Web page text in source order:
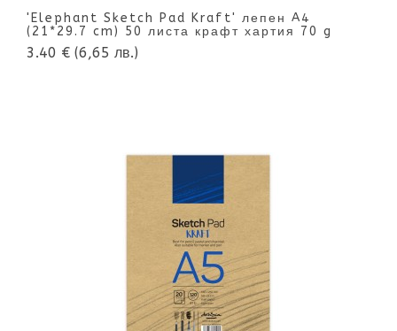
'Elephant Sketch Pad Kraft' лепен A4
(21*29.7 cm) 50 листа крафт хартия 70 g
3.40 € (6,65 лв.)